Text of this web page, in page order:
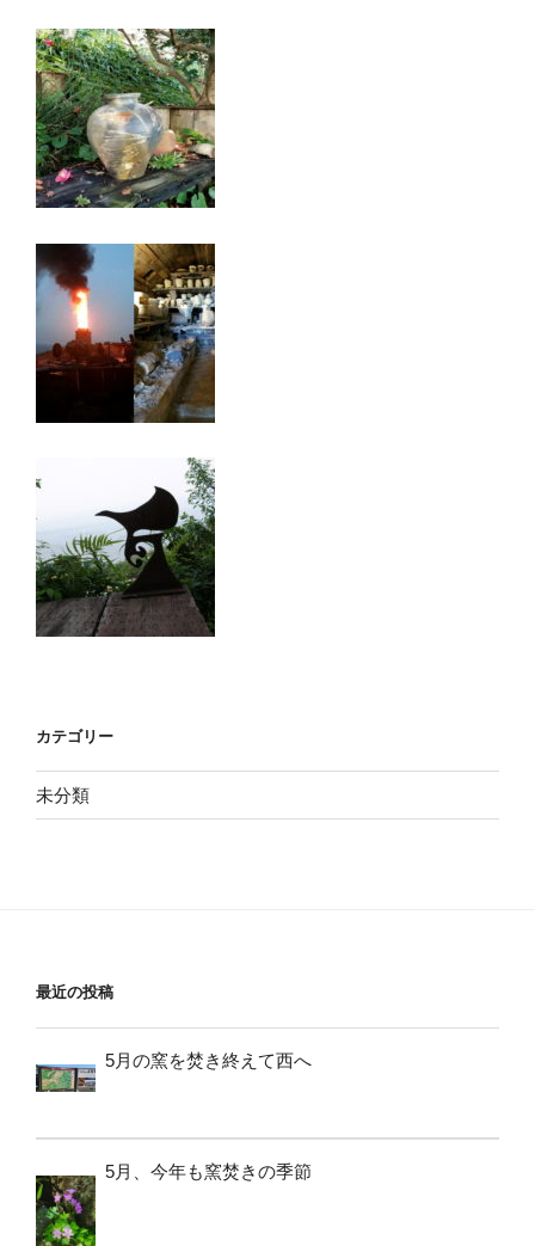
カテゴリー
未分類
最近の投稿
5月の窯を焚き終えて西へ
5月、今年も窯焚きの季節